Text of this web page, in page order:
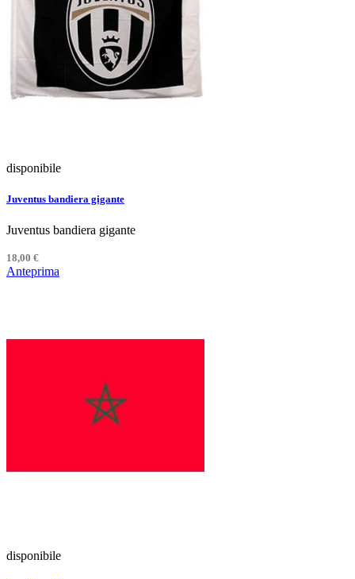
disponibile
Juventus bandiera gigante
Juventus bandiera gigante
18,00 €
Anteprima
disponibile